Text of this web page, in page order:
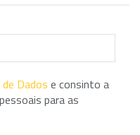
Dados e consinto a
para as